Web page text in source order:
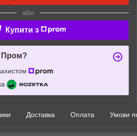
або
Купити з
Пром?
Доставка Оплата Умови